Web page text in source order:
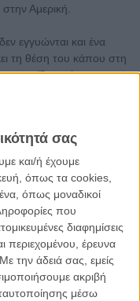
σας
και/ή έχουμε
όπως τα cookies,
όπως μοναδικοί
που
διαφημίσεις
περιεχομένου, έρευνα
Με την άδειά σας, εμείς
ακριβή
μέσω
Αμερική.
εγγυώνται και ένα
τη θέση του κάπου στη
τον ίδιο τρόπο που
στις κολεγιακές
κάποιον εκτός από
στο hazing.